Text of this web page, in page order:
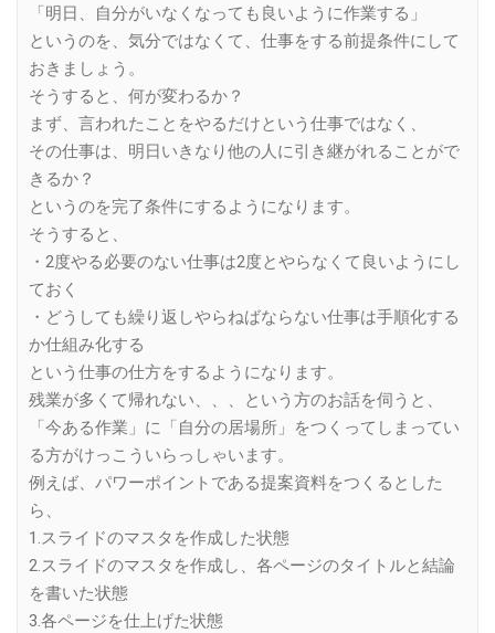
「明日、自分がいなくなっても良いように作業する」
というのを、気分ではなくて、仕事をする前提条件にして
おきましょう。
そうすると、何が変わるか？
まず、言われたことをやるだけという仕事ではなく、
その仕事は、明日いきなり他の人に引き継がれることがで
きるか？
というのを完了条件にするようになります。
そうすると、
・2度やる必要のない仕事は2度とやらなくて良いようにし
ておく
・どうしても繰り返しやらねばならない仕事は手順化する
か仕組み化する
という仕事の仕方をするようになります。
残業が多くて帰れない、、、という方のお話を伺うと、
「今ある作業」に「自分の居場所」をつくってしまってい
る方がけっこういらっしゃいます。
例えば、パワーポイントである提案資料をつくるとした
ら、
1.スライドのマスタを作成した状態
2.スライドのマスタを作成し、各ページのタイトルと結論
を書いた状態
3.各ページを仕上げた状態